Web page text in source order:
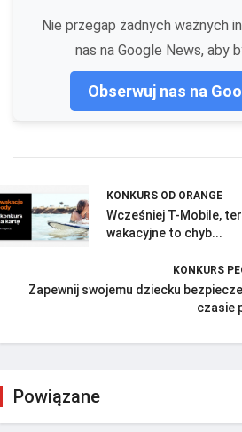
Nie przegap żadnych ważnych
nas na Google News, aby
Obserwuj nas na
KONKURS OD ORANGE
Wcześniej T-Mobile,
wakacyjne to chyb...
KONKURS
Zapewnij swojemu dziecku
czasie
Powiązane